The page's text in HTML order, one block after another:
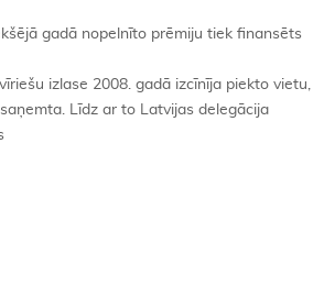
gadā nopelnīto prēmiju tiek finansēts
izlase 2008. gadā izcīnīja piekto vietu,
Līdz ar to Latvijas delegācija